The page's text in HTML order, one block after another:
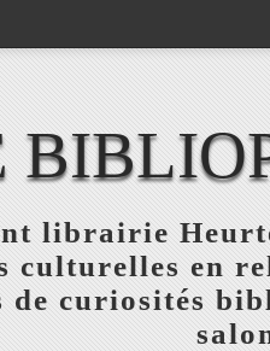
librairie
culturelles en
de curiosités